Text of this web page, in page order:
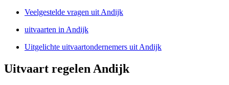
Veelgestelde vragen uit Andijk
uitvaarten in Andijk
Uitgelichte uitvaartondernemers uit Andijk
Uitvaart regelen Andijk